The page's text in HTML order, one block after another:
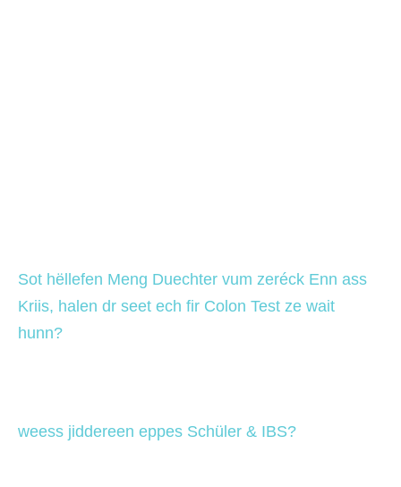
Sot hëllefen Meng Duechter vum zeréck Enn ass
Kriis, halen dr seet ech fir Colon Test ze wait
hunn?
weess jiddereen eppes Schüler & IBS?